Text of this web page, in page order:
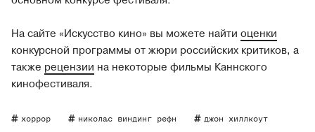
На сайте «Искусство кино» вы можете найти оценки
конкурсной программы от жюри российских критиков, а
также рецензии на некоторые фильмы Каннского
кинофестиваля.
хоррор николас виндинг рефн джон хиллкоут